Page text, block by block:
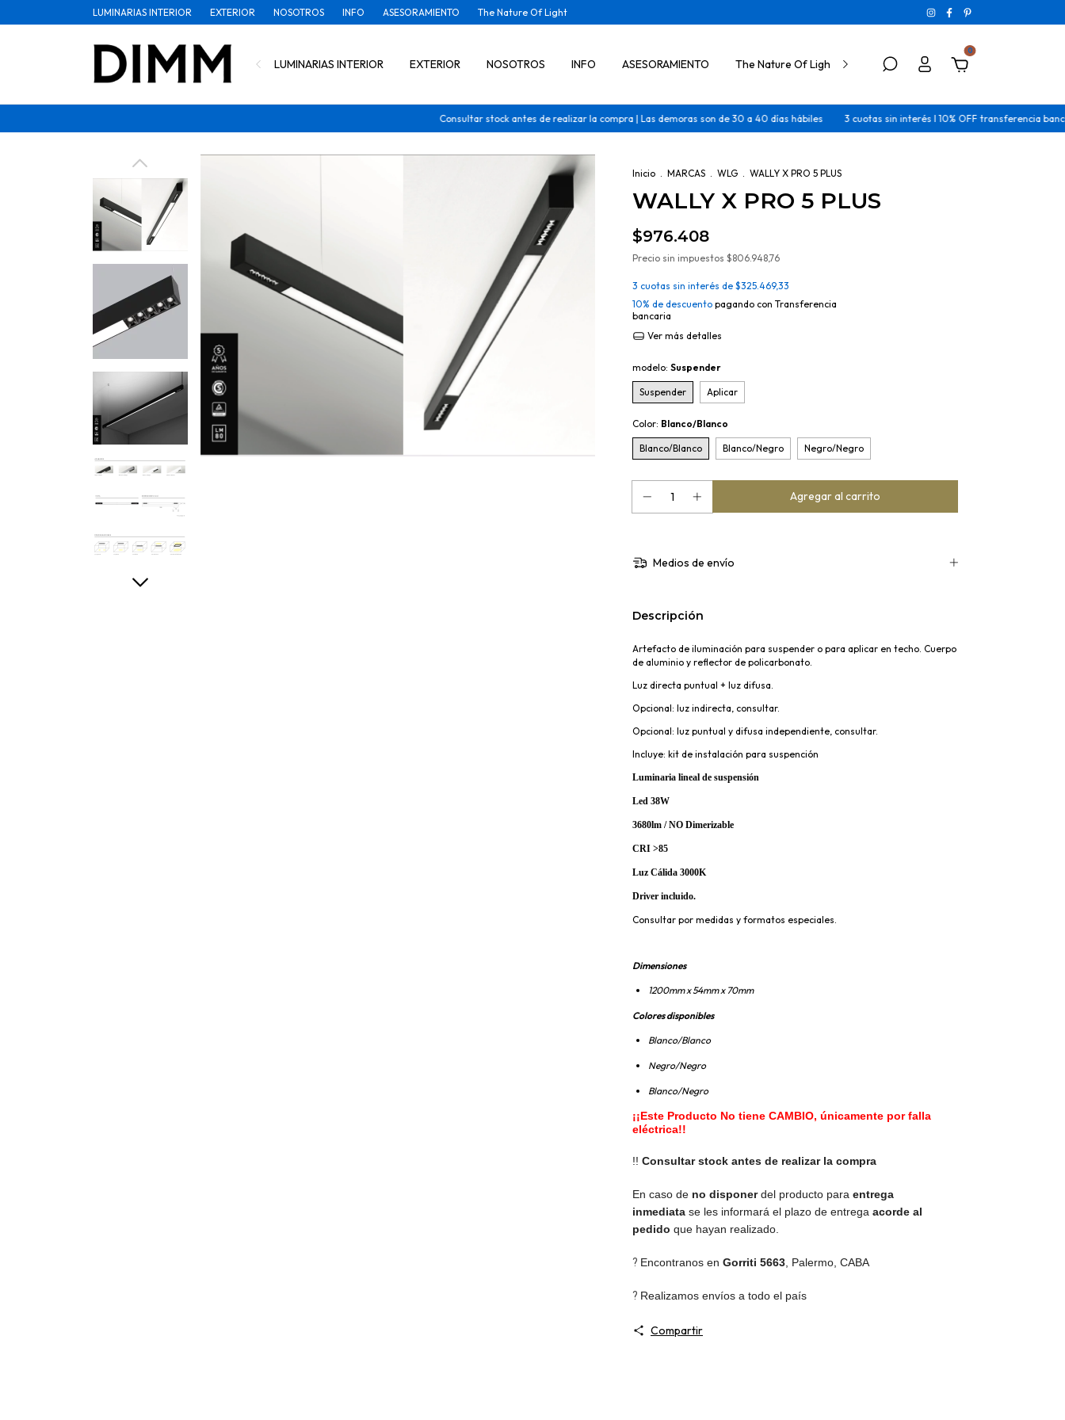
LUMINARIAS INTERIOR EXTERIOR NOSOTROS INFO ASESORAMIENTO The Nature Of Light
LUMINARIAS INTERIOR EXTERIOR NOSOTROS INFO ASESORAMIENTO The Nature Of Light
0
Consultar stock antes de realizar la compra | Las demoras son de 30 a 40 días hábiles 3 cuotas sin interés I 10% OFF transferencia bancaria
Inicio . MARCAS . WLG . WALLY X PRO 5 PLUS
WALLY X PRO 5 PLUS
$976.408
Precio sin impuestos $806.948,76
3 cuotas sin interés de $325.469,33
10% de descuento pagando con Transferencia
bancaria
Ver más detalles
modelo: Suspender
Suspender Aplicar
Color: Blanco/Blanco
Blanco/Blanco Blanco/Negro Negro/Negro
Medios de envío
Descripción
Artefacto de iluminación para suspender o para aplicar en techo. Cuerpo
de aluminio y reflector de policarbonato.
Luz directa puntual + luz difusa.
Opcional: luz indirecta, consultar.
Opcional: luz puntual y difusa independiente, consultar.
Incluye: kit de instalación para suspención
Luminaria lineal de suspensión
Led 38W
3680lm / NO Dimerizable
CRI >85
Luz Cálida 3000K
Driver incluido.
Consultar por medidas y formatos especiales.
Dimensiones
1200mm x 54mm x 70mm
Colores disponibles
Blanco/Blanco
Negro/Negro
Blanco/Negro
¡¡Este Producto No tiene CAMBIO, únicamente por falla
eléctrica!!
!! Consultar stock antes de realizar la compra
En caso de no disponerdel producto para entrega
inmediata se les informará el plazo de entrega acorde al
pedido que hayan realizado.
? Encontranos en Gorriti 5663 Palermo, CABA
? Realizamos envíos a todo el país
Compartir